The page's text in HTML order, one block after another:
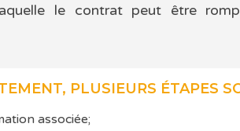
le contrat peut être
PLUSIEURS ÉTAPES
associée;